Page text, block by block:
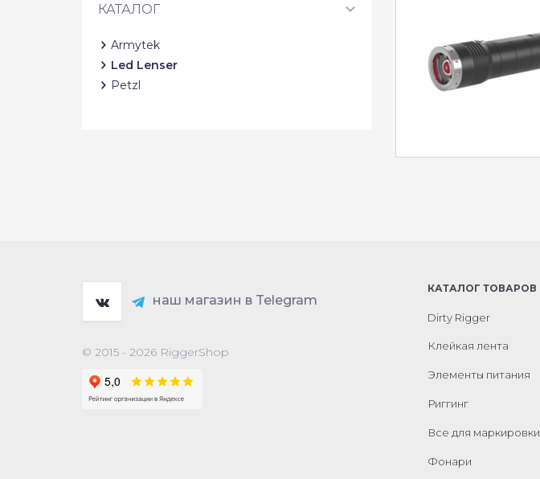
КАТАЛОГ
Armytek
Led Lenser
Petzl
наш магазин в Telegram
© 2015 - 2026 RiggerShop
КАТАЛОГ ТОВАРОВ
Dirty Rigger
Клейкая лента
Элементы питания
Риггинг
Все для маркировки
Фонари